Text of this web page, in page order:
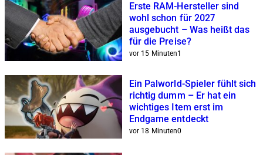
Erste RAM-Hersteller sind
wohl schon für 2027
ausgebucht – Was heißt das
für die Preise?
vor 15 Minuten1
Ein Palworld-Spieler fühlt sich
richtig dumm – Er hat ein
wichtiges Item erst im
Endgame entdeckt
vor 18 Minuten0